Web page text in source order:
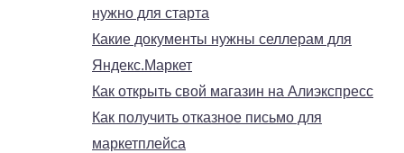
нужно для старта
Какие документы нужны селлерам для
Яндекс.Маркет
Как открыть свой магазин на Алиэкспресс
Как получить отказное письмо для
маркетплейса